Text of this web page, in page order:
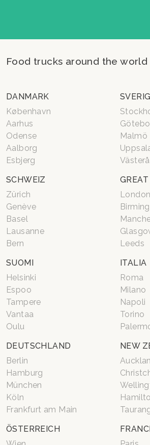
Food trucks around the world
DANMARK
København
Aarhus
Odense
Aalborg
Esbjerg
Malmö
SCHWEIZ
Zürich
Genève
Basel
Lausanne
Bern
London
Leeds
SUOMI
Helsinki
Espoo
Tampere
Vantaa
Oulu
ITALIA
Roma
Milano
Napoli
Torino
DEUTSCHLAND
Berlin
Hamburg
München
Köln
Frankfurt am Main
NEW
ÖSTERREICH